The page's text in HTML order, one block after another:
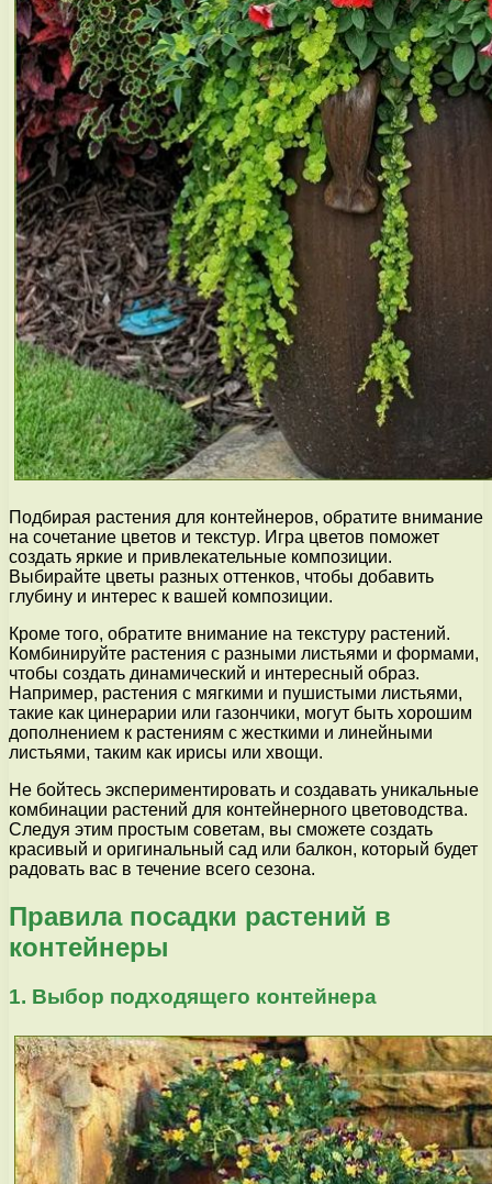
Подбирая растения для контейнеров, обратите внимание
на сочетание цветов и текстур. Игра цветов поможет
создать яркие и привлекательные композиции.
Выбирайте цветы разных оттенков, чтобы добавить
глубину и интерес к вашей композиции.
Кроме того, обратите внимание на текстуру растений.
Комбинируйте растения с разными листьями и формами,
чтобы создать динамический и интересный образ.
Например, растения с мягкими и пушистыми листьями,
такие как цинерарии или газончики, могут быть хорошим
дополнением к растениям с жесткими и линейными
листьями, таким как ирисы или хвощи.
Не бойтесь экспериментировать и создавать уникальные
комбинации растений для контейнерного цветоводства.
Следуя этим простым советам, вы сможете создать
красивый и оригинальный сад или балкон, который будет
радовать вас в течение всего сезона.
Правила посадки растений в
контейнеры
1. Выбор подходящего контейнера